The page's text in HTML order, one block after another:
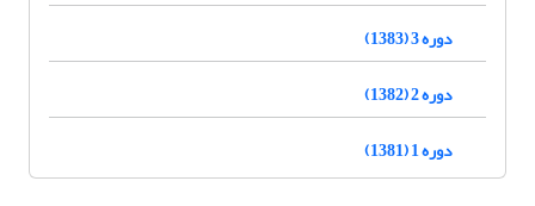
دوره 3 (1383)
دوره 2 (1382)
دوره 1 (1381)